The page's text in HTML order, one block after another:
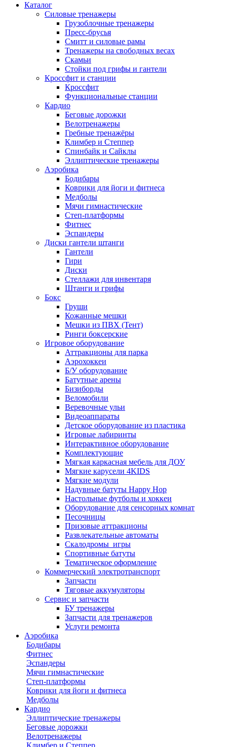
Каталог
Силовые тренажеры
Грузоблочные тренажеры
Пресс-брусья
Смитт и силовые рамы
Тренажеры на свободных весах
Скамьи
Стойки под грифы и гантели
Кроссфит и станции
Кроссфит
Функциональные станции
Кардио
Беговые дорожки
Велотренажеры
Гребные тренажёры
Климбер и Степпер
Спинбайк и Сайклы
Эллиптические тренажеры
Аэробика
Бодибары
Коврики для йоги и фитнеса
Медболы
Мячи гимнастические
Степ-платформы
Фитнес
Эспандеры
Диски гантели штанги
Гантели
Гири
Диски
Стеллажи для инвентаря
Штанги и грифы
Бокс
Груши
Кожанные мешки
Мешки из ПВХ (Тент)
Ринги боксерские
Игровое оборудование
Аттракционы для парка
Аэрохоккеи
Б/У оборудование
Батутные арены
Бизиборды
Веломобили
Веревочные ульи
Видеоаппараты
Детское оборудование из пластика
Игровые лабиринты
Интерактивное оборудование
Комплектующие
Мягкая каркасная мебель для ДОУ
Мягкие карусели 4KIDS
Мягкие модули
Надувные батуты Happy Hop
Настольные футболы и хоккеи
Оборудование для сенсорных комнат
Песочницы
Призовые аттракционы
Развлекательные автоматы
Скалодромы_игры
Спортивные батуты
Тематическое оформление
Коммерческий электротранспорт
Запчасти
Тяговые аккумуляторы
Сервис и запчасти
БУ тренажеры
Запчасти для тренажеров
Услуги ремонта
Аэробика
Бодибары
Фитнес
Эспандеры
Мячи гимнастические
Степ-платформы
Коврики для йоги и фитнеса
Медболы
Кардио
Эллиптические тренажеры
Беговые дорожки
Велотренажеры
Климбер и Степпер